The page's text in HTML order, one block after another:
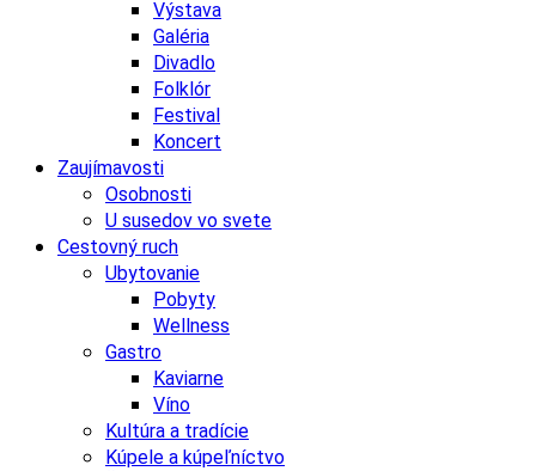
Výstava
Galéria
Divadlo
Folklór
Festival
Koncert
Zaujímavosti
Osobnosti
U susedov vo svete
Cestovný ruch
Ubytovanie
Pobyty
Wellness
Gastro
Kaviarne
Víno
Kultúra a tradície
Kúpele a kúpeľníctvo